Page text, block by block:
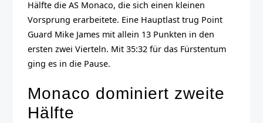
Hälfte die AS Monaco, die sich einen kleinen
Vorsprung erarbeitete. Eine Hauptlast trug Point
Guard Mike James mit allein 13 Punkten in den
ersten zwei Vierteln. Mit 35:32 für das Fürstentum
ging es in die Pause.
Monaco dominiert zweite
Hälfte